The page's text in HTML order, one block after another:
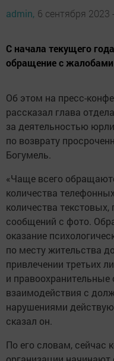
admin, 6 сентября 2023
С начала текущего
обращение с жалобами
Об этом на пресс-
рассказал глава
за деятельностью
по возврату
Богумель.
«Чаще всего
количества
количества
сообщений с фото.
оказание
по месту жительства
привлечении третьих
и
взаимодействия с
нарушениями
сказал он.
По его словам, сейчас